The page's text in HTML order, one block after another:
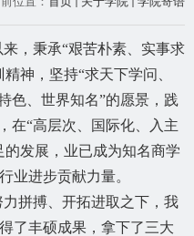
来，秉承“艰苦朴素、实事求
神，坚持“求天下学问、
色、世界知名”的愿景，践
在“高层次、国际化、入主
发展，业已成为知名商学
业进步贡献力量。
拼搏、开拓进取之下，我
了丰硕成果，拿下了三大